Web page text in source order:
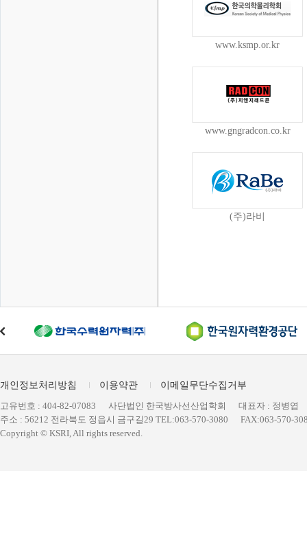
www.ksmp.or.kr
www.gngradcon.co.kr
(주)라비
개인정보처리방침 이용약관
이메일무단수집거부
고유번호 : 404-82-07083
사단법인 한국방사선산업학회
대표자 : 정병엽
주소 : 56212 전라북도 정읍시 금구길29 TEL:063-570-3080
FAX:063-570-
Copyright © KSRI, All rights reserved.